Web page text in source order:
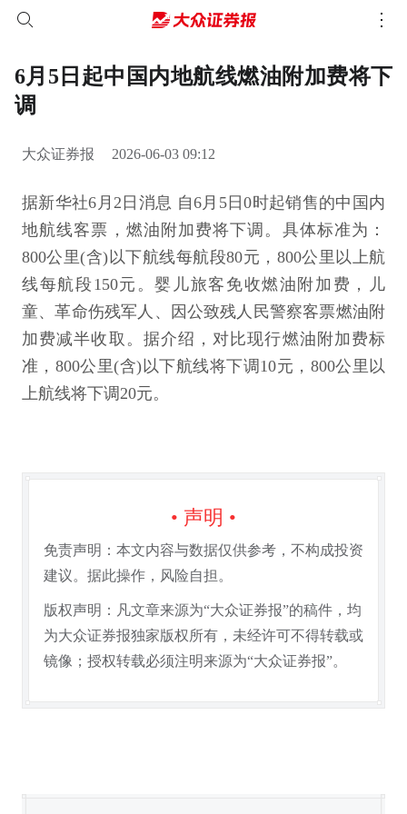
6月5日起中国内地航线燃油附加费将下
调
大众证券报 2026-06-03 09:12
据新华社6月2日消息 自6月5日0时起销售的中国内
地航线客票，燃油附加费将下调。具体标准为：
800公里(含)以下航线每航段80元，800公里以上航
线每航段150元。婴儿旅客免收燃油附加费，儿
童、革命伤残军人、因公致残人民警察客票燃油附
加费减半收取。据介绍，对比现行燃油附加费标
准，800公里(含)以下航线将下调10元，800公里以
上航线将下调20元。
• 声明 •
免责声明：本文内容与数据仅供参考，不构成投资
建议。据此操作，风险自担。
版权声明：凡文章来源为“大众证券报”的稿件，均
为大众证券报独家版权所有，未经许可不得转载或
镜像；授权转载必须注明来源为“大众证券报”。